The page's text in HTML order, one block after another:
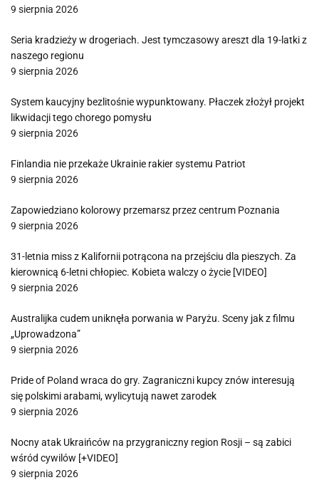
9 sierpnia 2026
Seria kradzieży w drogeriach. Jest tymczasowy areszt dla 19-latki z
naszego regionu
9 sierpnia 2026
System kaucyjny bezlitośnie wypunktowany. Płaczek złożył projekt
likwidacji tego chorego pomysłu
9 sierpnia 2026
Finlandia nie przekaże Ukrainie rakier systemu Patriot
9 sierpnia 2026
Zapowiedziano kolorowy przemarsz przez centrum Poznania
9 sierpnia 2026
31-letnia miss z Kalifornii potrącona na przejściu dla pieszych. Za
kierownicą 6-letni chłopiec. Kobieta walczy o życie [VIDEO]
9 sierpnia 2026
Australijka cudem uniknęła porwania w Paryżu. Sceny jak z filmu
„Uprowadzona”
9 sierpnia 2026
Pride of Poland wraca do gry. Zagraniczni kupcy znów interesują
się polskimi arabami, wylicytują nawet zarodek
9 sierpnia 2026
Nocny atak Ukraińców na przygraniczny region Rosji – są zabici
wśród cywilów [+VIDEO]
9 sierpnia 2026